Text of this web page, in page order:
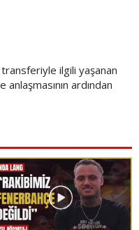
ilgili yaşanan
ardından